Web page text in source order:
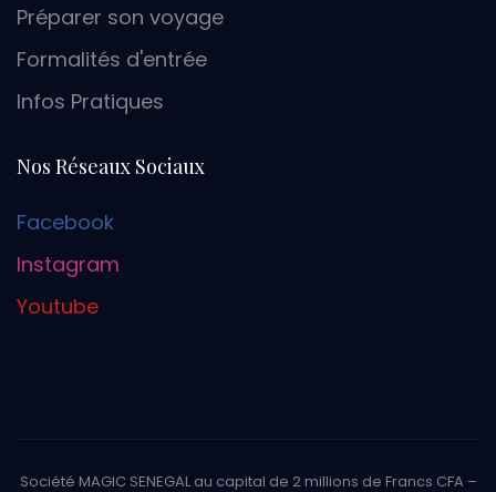
Préparer son voyage
Formalités d'entrée
Infos Pratiques
Nos Réseaux Sociaux
Facebook
Instagram
Youtube
Société MAGIC SENEGAL au capital de 2 millions de Francs CFA –